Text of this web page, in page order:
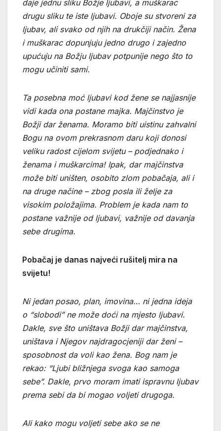
daje jednu sliku Božje ljubavi, a muškarac
drugu sliku te iste ljubavi. Oboje su stvoreni za
ljubav, ali svako od njih na drukčiji način. Žena
i muškarac dopunjuju jedno drugo i zajedno
upućuju na Božju ljubav potpunije nego što to
mogu učiniti sami.
Ta posebna moć ljubavi kod žene se najjasnije
vidi kada ona postane majka. Majčinstvo je
Božji dar ženama. Moramo biti uistinu zahvalni
Bogu na ovom prekrasnom daru koji donosi
veliku radost cijelom svijetu – podjednako i
ženama i muškarcima! Ipak, dar majčinstva
može biti uništen, osobito zlom pobačaja, ali i
na druge načine – zbog posla ili želje za
visokim položajima. Problem je kada nam to
postane važnije od ljubavi, važnije od davanja
sebe drugima.
Pobačaj je danas najveći rušitelj mira na
svijetu!
Ni jedan posao, plan, imovina… ni jedna ideja
o “slobodi” ne može doći na mjesto ljubavi.
Dakle, sve što uništava Božji dar majčinstva,
uništava i Njegov najdragocjeniji dar ženi –
sposobnost da voli kao žena. Bog nam je
rekao: “Ljubi bližnjega svoga kao samoga
sebe”. Dakle, prvo moram imati ispravnu ljubav
prema sebi da bi mogao voljeti drugoga.
Ali kako mogu voljeti sebe ako se ne